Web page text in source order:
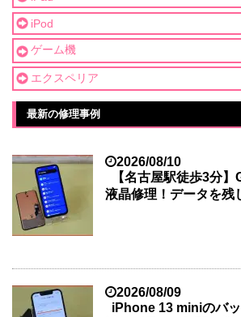
iPod
ゲーム機
エクスペリア
最新の修理事例
2026/08/10
【名古屋駅徒歩3分
液晶修理！データを残
2026/08/09
iPhone 13 miniのバッ